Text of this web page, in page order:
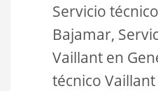
Servicio
Bajamar,
Vaillant en
técnico